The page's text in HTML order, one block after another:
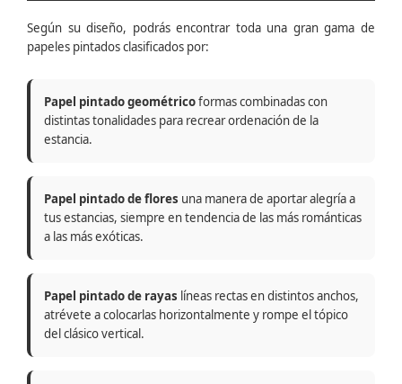
Según su diseño, podrás encontrar toda una gran gama de
papeles pintados clasificados por:
Papel pintado geométricoformas combinadas con
distintas tonalidades para recrear ordenación de la
estancia.
Papel pintado de flores una manera de aportar alegría a
tus estancias, siempre en tendencia de las más románticas
a las más exóticas.
Papel pintado de rayas líneas rectas en distintos anchos,
atrévete a colocarlas horizontalmente y rompe el tópico
del clásico vertical.